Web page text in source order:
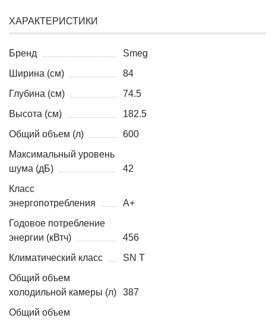
ХАРАКТЕРИСТИКИ
Бренд
Smeg
Ширина (см)
84
Глубина (см)
74.5
Высота (см)
182.5
Общий объем (л)
600
Максимальный уровень
шума (дБ)
42
Класс
энергопотребления
A+
Годовое потребление
энергии (кВтч)
456
Климатический класс
SN T
Общий объем
холодильной камеры (л)
387
Общий объем